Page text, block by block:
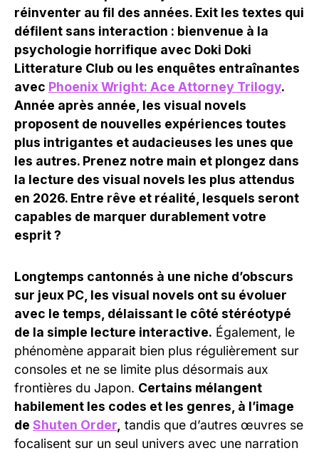
réinventer au fil des années. Exit les textes qui
défilent sans interaction : bienvenue à la
psychologie horrifique avec Doki Doki
Litterature Club ou les enquêtes entraînantes
avec Phoenix Wright: Ace Attorney Trilogy.
Année après année, les visual novels
proposent de nouvelles expériences toutes
plus intrigantes et audacieuses les unes que
les autres. Prenez notre main et plongez dans
la lecture des visual novels les plus attendus
en 2026. Entre rêve et réalité, lesquels seront
capables de marquer durablement votre
esprit ?
Longtemps cantonnés à une niche d’obscurs
sur jeux PC, les visual novels ont su évoluer
avec le temps, délaissant le côté stéréotypé
de la simple lecture interactive. Également, le
phénomène apparait bien plus régulièrement sur
consoles et ne se limite plus désormais aux
frontières du Japon. Certains mélangent
habilement les codes et les genres, à l’image
de Shuten Order tandis que d’autres œuvres se
focalisent sur un seul univers avec une narration